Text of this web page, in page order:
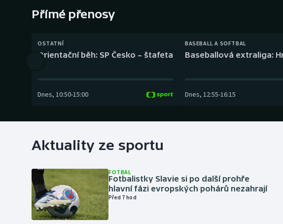
Florbal
Golf
Gymnastika
Přímé přenosy
OSTATNÍ
Orientační běh: SP Česko – štafeta
Dnes, 10:50-15:00
BASEBALL A SOFTBAL
Baseballová extraliga:
Dnes, 12:55-16:15
Aktuality ze sportu
FOTBAL
Fotbalistky Slavie si po další prohře
hlavní fázi evropských pohárů nezahrají
Před 7 hod